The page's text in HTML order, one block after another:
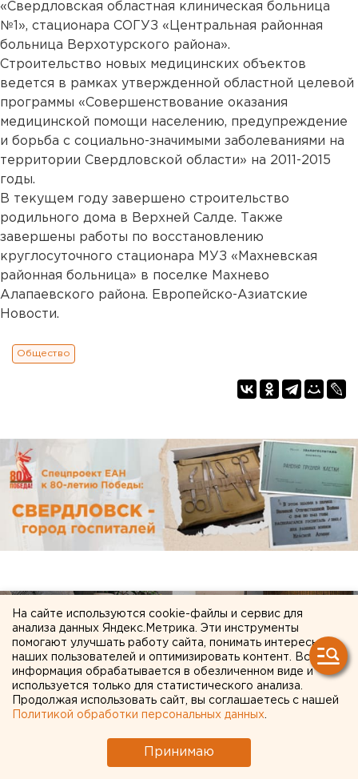
«Свердловская областная клиническая больница
№1», стационара СОГУЗ «Центральная районная
больница Верхотурского района».
Строительство новых медицинских объектов
ведется в рамках утвержденной областной целевой
программы «Совершенствование оказания
медицинской помощи населению, предупреждение
и борьба с социально-значимыми заболеваниями на
территории Свердловской области» на 2011-2015
годы.
В текущем году завершено строительство
родильного дома в Верхней Салде. Также
завершены работы по восстановлению
круглосуточного стационара МУЗ «Махневская
районная больница» в поселке Махнево
Алапаевского района. Европейско-Азиатские
Новости.
Общество
На сайте используются cookie-файлы и сервис для
анализа данных Яндекс.Метрика. Эти инструменты
помогают улучшать работу сайта, понимать интересы
наших пользователей и оптимизировать контент. Вся
информация обрабатывается в обезличенном виде и
используется только для статистического анализа.
Продолжая использовать сайт, вы соглашаетесь с нашей
Политикой обработки персональных данных
Принимаю